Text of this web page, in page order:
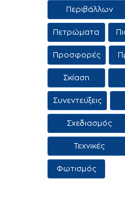
Περιβάλλων
χώρος
Πετρώματα
Προσφορές
Σκίαση
Συνεντεύξεις
Σχεδιασμός
πισίνας
Τεχνικές
Εφαρμογες
Φωτισμός